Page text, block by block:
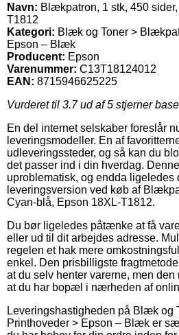
Navn: Blækpatron, 1 stk, 450
T1812
Kategori: Blæk og Toner >
Epson – Blæk
Producent: Epson
Varenummer: C13T18124012
EAN: 8715946625225
Vurderet til 3.7ud af 5 stjerner
En del internet selskaber foreslår
leveringsmodeller. En af
udleveringssteder, og så kan du
det passer ind i din hverdag.
uproblematisk, og endda ligeledes
leveringsversion ved køb af
Cyan-blå, Epson 18XL-T1812.
Du bør ligeledes påtænke at få
eller ud til dit arbejdes adresse.
regelen et hak mere
enkel. Den prisbilligste
at du selv henter varerne, men
at du har bopæl i nærheden af
Leveringshastigheden på Blæk og
Printhoveder > Epson – Blæk er